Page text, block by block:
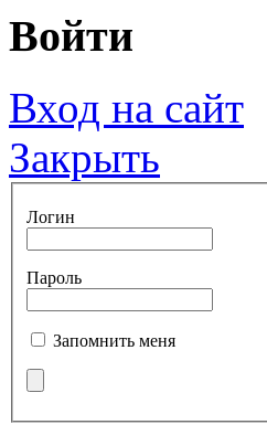
Войти
Вход на сайт
Закрыть
Логин
Пароль
Запомнить меня